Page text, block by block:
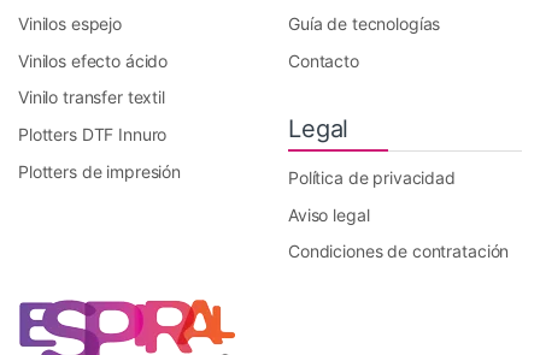
Vinilos espejo
Vinilos efecto ácido
Vinilo transfer textil
Plotters DTF Innuro
Plotters de impresión
Guía de tecnologías
Contacto
Legal
Política de privacidad
Aviso legal
Condiciones de contratación